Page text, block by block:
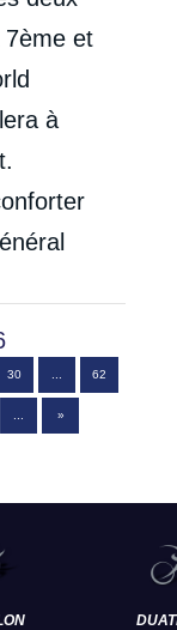
et
à
30 62
»